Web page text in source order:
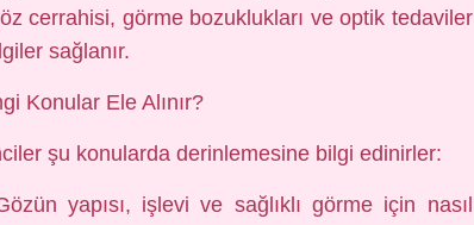
cerrahisi, görme bozuklukları ve optik tedaviler
sağlanır.
Konular Ele Alınır?
şu konularda derinlemesine bilgi edinirler:
yapısı, işlevi ve sağlıklı görme için nasıl